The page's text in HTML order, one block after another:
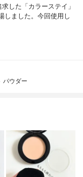
した「カラーステイ」
しました。今回使用し
パウダー